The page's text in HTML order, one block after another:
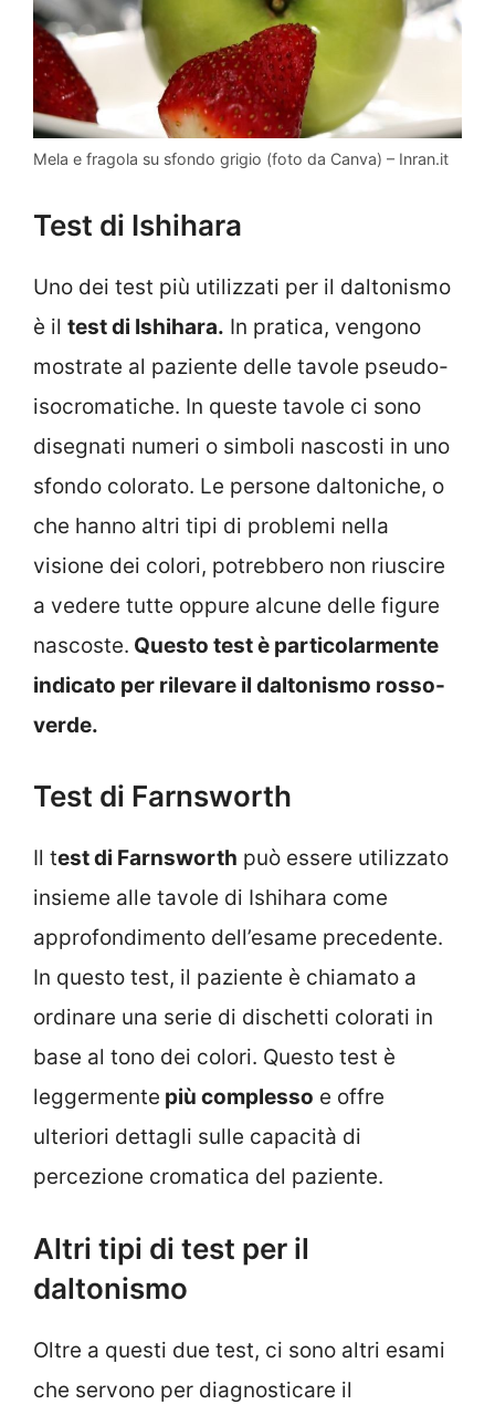
Mela e fragola su sfondo grigio (foto da Canva) – Inran.it
Test di Ishihara
Uno dei test più utilizzati per il daltonismo
è il test di Ishihara. In pratica, vengono
mostrate al paziente delle tavole pseudo-
isocromatiche. In queste tavole ci sono
disegnati numeri o simboli nascosti in uno
sfondo colorato. Le persone daltoniche, o
che hanno altri tipi di problemi nella
visione dei colori, potrebbero non riuscire
a vedere tutte oppure alcune delle figure
nascoste. Questo test è particolarmente
indicato per rilevare il daltonismo rosso-
verde.
Test di Farnsworth
Il test di Farnsworth può essere utilizzato
insieme alle tavole di Ishihara come
approfondimento dell’esame precedente.
In questo test, il paziente è chiamato a
ordinare una serie di dischetti colorati in
base al tono dei colori. Questo test è
leggermente più complesso e offre
ulteriori dettagli sulle capacità di
percezione cromatica del paziente.
Altri tipi di test per il
daltonismo
Oltre a questi due test, ci sono altri esami
che servono per diagnosticare il